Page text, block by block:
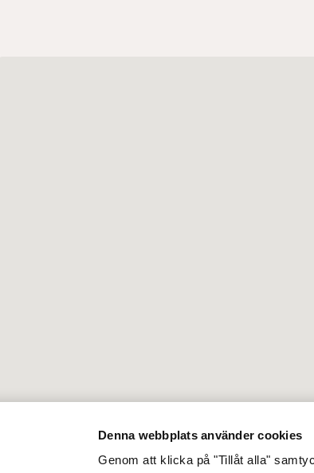
Denna webbplats använder cookies
Genom att klicka på "Tillåt alla"